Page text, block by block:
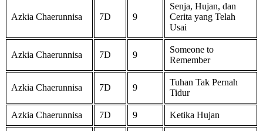
Azkia Chaerunnisa 7D 9
Senja, Hujan, dan
Cerita yang Telah
Usai
Azkia Chaerunnisa 7D 9
Someone to
Remember
Azkia Chaerunnisa 7D 9
Tuhan Tak Pernah
Tidur
Azkia Chaerunnisa 7D 9 Ketika Hujan